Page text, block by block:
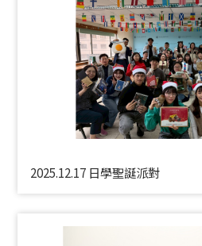
2025.12.17 日學聖誕派對